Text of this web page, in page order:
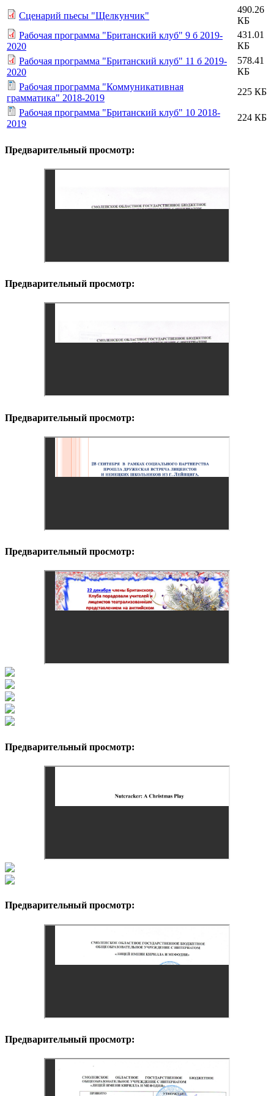
Сценарий пьесы "Щелкунчик"
490.26
КБ
Рабочая программа "Британский клуб" 9 б 2019-
2020
431.01
КБ
Рабочая программа "Британский клуб" 11 б 2019-
2020
578.41
КБ
Рабочая программа "Коммуникативная
грамматика" 2018-2019
225 КБ
Рабочая программа "Британский клуб" 10 2018-
2019
224 КБ
Предварительный просмотр:
Предварительный просмотр:
Предварительный просмотр:
Предварительный просмотр:
Предварительный просмотр:
Предварительный просмотр:
Предварительный просмотр: